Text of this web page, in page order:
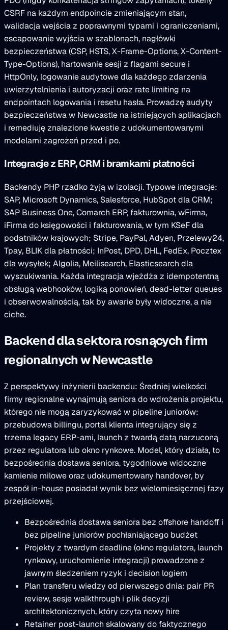
CSRF na każdym endpoincie zmieniającym stan,
walidacja wejścia z poprawnymi typami i ograniczeniami,
escapowanie wyjścia w szablonach, nagłówki
bezpieczeństwa (CSP, HSTS, X-Frame-Options, X-Content-
Type-Options), hartowanie sesji z flagami secure i
HttpOnly, logowanie audytowe dla każdego zdarzenia
uwierzytelnienia i autoryzacji oraz rate limiting na
endpointach logowania i resetu hasła. Prowadzę audyty
bezpieczeństwa w Newcastle na istniejących aplikacjach
i remediuję znalezione kwestie z udokumentowanymi
modelami zagrożeń przed i po.
Integracje z ERP, CRM i bramkami płatności
Backendy PHP rzadko żyją w izolacji. Typowe integracje:
SAP, Microsoft Dynamics, Salesforce, HubSpot dla CRM;
SAP Business One, Comarch ERP, fakturownia, wFirma,
iFirma do księgowości i fakturowania, w tym KSeF dla
podatników krajowych; Stripe, PayPal, Adyen, Przelewy24,
Tpay, BLIK dla płatności; InPost, DPD, DHL, FedEx, Pocztex
dla wysyłek; Algolia, Meilisearch, Elasticsearch dla
wyszukiwania. Każda integracja wjeżdża z idempotentną
obsługą webhooków, logiką ponowień, dead-letter queues
i obserwowalnością, tak by awarie były widoczne, a nie
ciche.
Backend dla sektora rosnących firm
regionalnych w Newcastle
Z perspektywy inżynierii backendu: Średniej wielkości
firmy regionalne wynajmują seniora do wdrożenia projektu,
którego nie mogą zaryzykować w pipeline juniorów:
przebudowa billingu, portal klienta integrujący się z
trzema legacy ERP-ami, launch z twardą datą narzuconą
przez regulatora lub okno rynkowe. Model, który działa, to
bezpośrednia dostawa seniora, tygodniowe widoczne
kamienie milowe oraz udokumentowany handover, by
zespół in-house posiadał wynik bez wielomiesięcznej fazy
przejściowej.
Bezpośrednia dostawa seniora bez offshore handoff i
bez pipeline juniorów pochłaniającego budżet
Projekty z twardym deadline (okno regulatora, launch
rynkowy, uruchomienie integracji) prowadzone z
jawnym śledzeniem ryzyk i decision logiem
Plan transferu wiedzy od pierwszego dnia: pair PR
review, sesje walkthrough i plik decyzji
architektonicznych, który czyta nowy hire
Retainer post-launch skalowany do faktycznego